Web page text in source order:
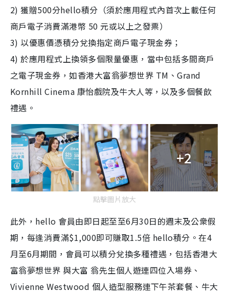
2) 獲贈500分hello積分（須於應用程式內首次上載任何
商戶電子消費滿港幣 50 元或以上之發票）
3) 以優惠價憑積分兌換指定商戶電子現金券；
4) 於應用程式上換領多個限量優惠，當中包括多間商戶
之電子現金券，如香港大富翁夢想世界 TM、Grand
Kornhill Cinema 康怡戲院及牛大人等，以及多個餐飲
禮遇。
+2
點擊圖片放大
此外，hello 會員由即日起至至6月30日的週末及公衆假
期，每逢消費滿$1,000即可賺取1.5倍 hello積分。在4
月至6月期間，會員可以積分兌換多種禮遇，包括香港大
富翁夢想世界 與大富 翁先生個人遊連四位入場券、
Vivienne Westwood 個人造型服務連下午茶套餐、牛大